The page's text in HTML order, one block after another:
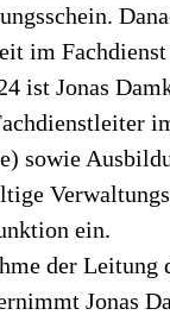
im Fachdienst
ist Jonas
sowie
ein.
der Leitung
Jonas